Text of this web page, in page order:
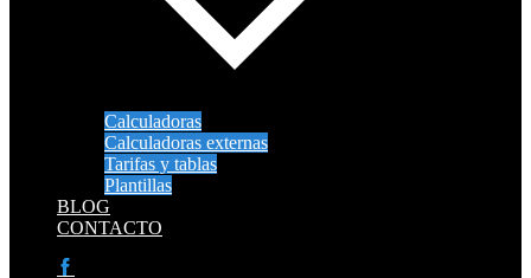
Calculadoras
Calculadoras externas
Tarifas y tablas
Plantillas
BLOG
CONTACTO